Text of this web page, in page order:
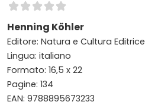
Henning Köhler
Editore: Natura e Cultura Editrice
Lingua: italiano
Formato: 16,5 x 22
Pagine: 134
EAN: 9788895673233